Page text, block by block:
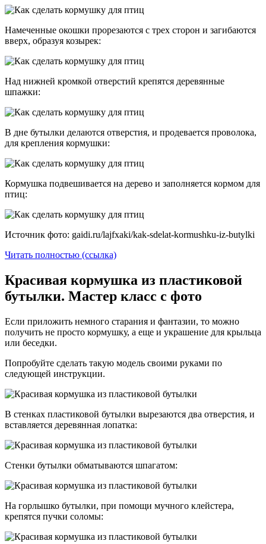
Намеченные окошки прорезаются с трех сторон и загибаются
вверх, образуя козырек:
Над нижней кромкой отверстий крепятся деревянные
шпажки:
В дне бутылки делаются отверстия, и продевается проволока,
для крепления кормушки:
Кормушка подвешивается на дерево и заполняется кормом для
птиц:
Источник фото: gaidi.ru/lajfxaki/kak-sdelat-kormushku-iz-butylki
Читать полностью (ссылка)
Красивая кормушка из пластиковой
бутылки. Мастер класс с фото
Если приложить немного старания и фантазии, то можно
получить не просто кормушку, а еще и украшение для крыльца
или беседки.
Попробуйте сделать такую модель своими руками по
следующей инструкции.
В стенках пластиковой бутылки вырезаются два отверстия, и
вставляется деревянная лопатка:
Стенки бутылки обматываются шпагатом:
На горлышко бутылки, при помощи мучного клейстера,
крепятся пучки соломы: